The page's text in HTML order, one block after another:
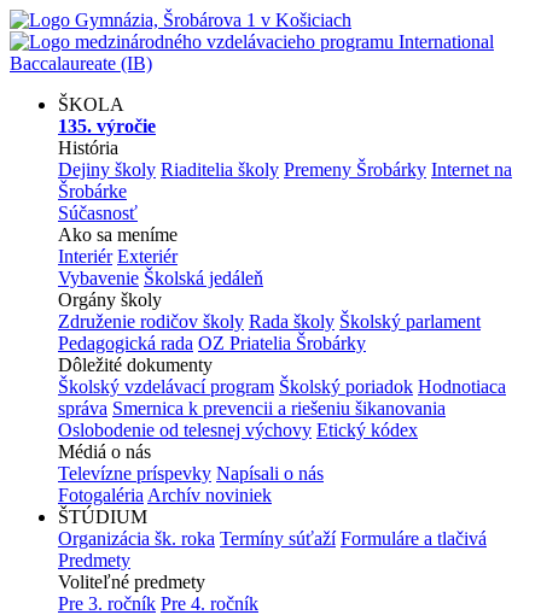
ŠKOLA
135. výročie
História
Dejiny školy Riaditelia školy Premeny Šrobárky Internet na
Šrobárke
Súčasnosť
Ako sa meníme
Interiér Exteriér
Vybavenie Školská jedáleň
Orgány školy
Združenie rodičov školy Rada školy Školský parlament
Pedagogická rada OZ Priatelia Šrobárky
Dôležité dokumenty
Školský vzdelávací program Školský poriadok Hodnotiaca
správa Smernica k prevencii a riešeniu šikanovania
Oslobodenie od telesnej výchovy Etický kódex
Médiá o nás
Televízne príspevky Napísali o nás
Fotogaléria Archív noviniek
ŠTÚDIUM
Organizácia šk. roka Termíny súťaží Formuláre a tlačivá
Predmety
Voliteľné predmety
Pre 3. ročník Pre 4. ročník